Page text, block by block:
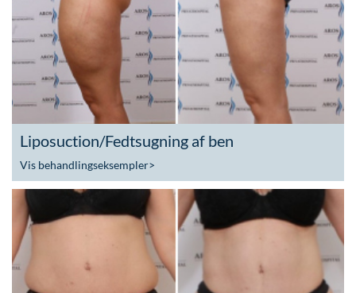
Liposuction/Fedtsugning af ben
Vis behandlingseksempler>